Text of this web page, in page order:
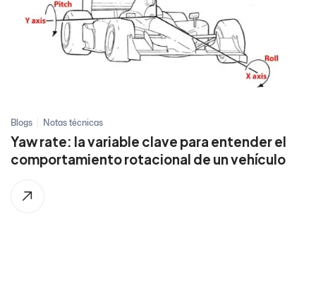
Blogs Notas técnicas
Yaw rate: la variable clave para entender el
comportamiento rotacional de un vehículo